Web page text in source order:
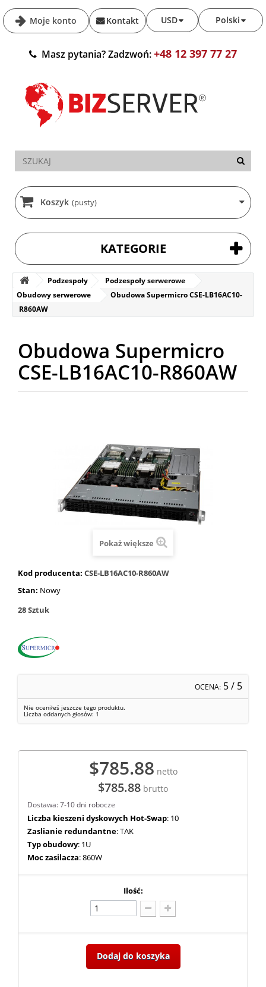
Moje konto Polski
USD
Kontakt
Masz pytania? Zadzwoń:+48 12 397 77 27
Koszyk (pusty)
KATEGORIE
Podzespoły
Podzespoły serwerowe
Obudowy serwerowe
Obudowa Supermicro CSE-LB16AC10-
R860AW
Obudowa Supermicro
CSE-LB16AC10-R860AW
Pokaż większe
Kod producenta: CSE-LB16AC10-R860AW
Stan: Nowy
28Sztuk
OCENA: 5/ 5
Nie oceniłeś jeszcze tego produktu.
Liczba oddanych głosów: 1
$785.88 netto
$785.88 brutto
Dostawa: 7-10 dni robocze
Liczba kieszeni dyskowych Hot-Swap: 10
Zaslianie redundantne: TAK
Typ obudowy: 1U
Moc zasilacza: 860W
Ilość:
Dodaj do koszyka